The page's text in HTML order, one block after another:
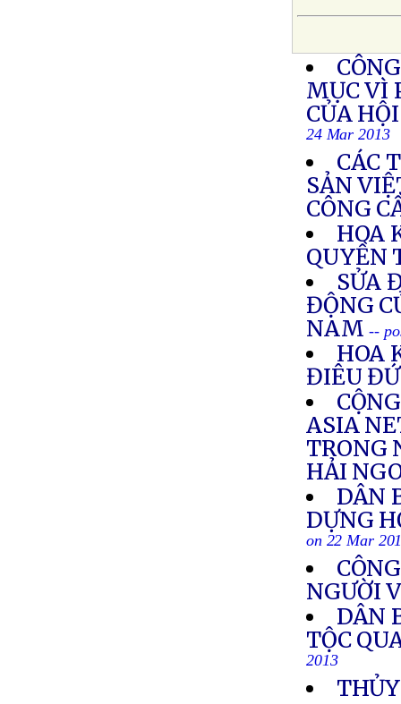
MỤC VÌ
CỦA
24 Mar 2013
CÁC
SẢN
CÔNG
HOA
QUYỀN
SỬA
ĐỘNG
NAM--
HOA
ĐIÊU
ASIA
TRONG
HẢI
DÂN
DỰNG
on 22 Mar
NGƯỜI
DÂN
TỘC
2013